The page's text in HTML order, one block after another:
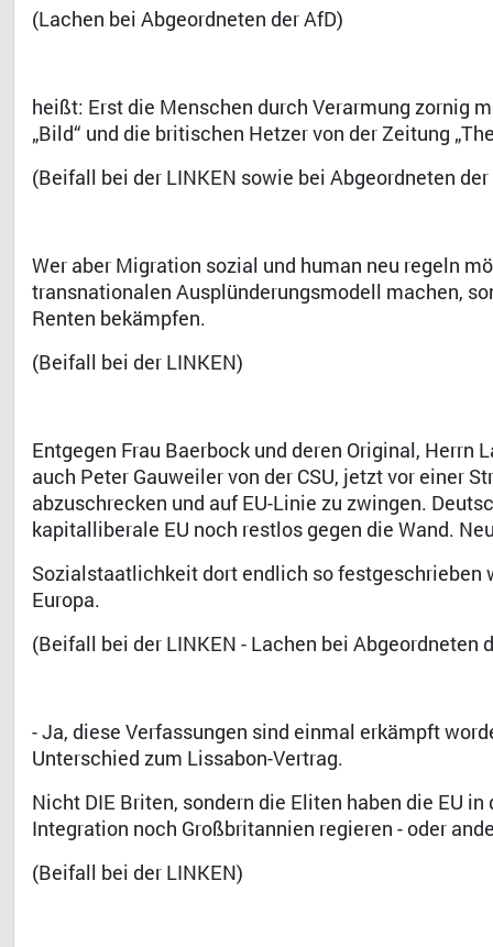
(Lachen bei Abgeordneten der AfD)
heißt: Erst die Menschen durch Verarmung zornig
„Bild“ und die britischen Hetzer von der Zeitung
(Beifall bei der LINKEN sowie bei Abgeordneten der
Wer aber Migration sozial und human neu regeln
transnationalen Ausplünderungsmodell machen,
Renten bekämpfen.
(Beifall bei der LINKEN)
Entgegen Frau Baerbock und deren Original, Herrn
auch Peter Gauweiler von der CSU, jetzt vor einer
abzuschrecken und auf EU-Linie zu zwingen.
kapitalliberale EU noch restlos gegen die Wand.
Sozialstaatlichkeit dort endlich so
Europa.
(Beifall bei der LINKEN - Lachen bei Abgeordneten
- Ja, diese Verfassungen sind einmal erkämpft
Unterschied zum Lissabon-Vertrag.
Nicht DIE Briten, sondern die Eliten haben die EU
Integration noch Großbritannien regieren - oder
(Beifall bei der LINKEN)